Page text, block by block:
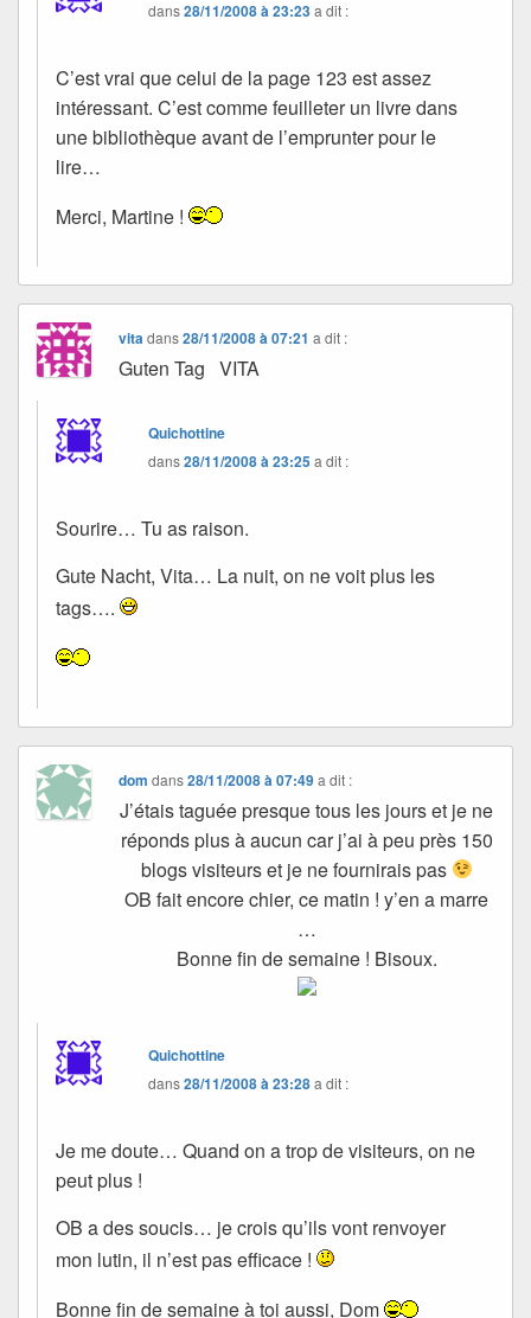
dans28/11/2008 à 23:23a dit :
C’est vrai que celui de la page 123 est assez
intéressant. C’est comme feuilleter un livre dans
une bibliothèque avant de l’emprunter pour le
lire…
Merci, Martine !
vitadans28/11/2008 à 07:21 a dit :
Guten Tag VITA
Quichottine
dans28/11/2008 à 23:25a dit :
Sourire… Tu as raison.
Gute Nacht, Vita… La nuit, on ne voit plus les
tags….
dom dans28/11/2008 à 07:49 a dit :
J’étais taguée presque tous les jours et je ne
réponds plus à aucun car j’ai à peu près 150
blogs visiteurs et je ne fournirais pas
OB fait encore chier, ce matin ! y’en a marre
…
Bonne fin de semaine ! Bisoux.
Quichottine
dans28/11/2008 à 23:28a dit :
Je me doute… Quand on a trop de visiteurs, on ne
peut plus !
OB a des soucis… je crois qu’ils vont renvoyer
mon lutin, il n’est pas efficace !
Bonne fin de semaine à toi aussi, Dom